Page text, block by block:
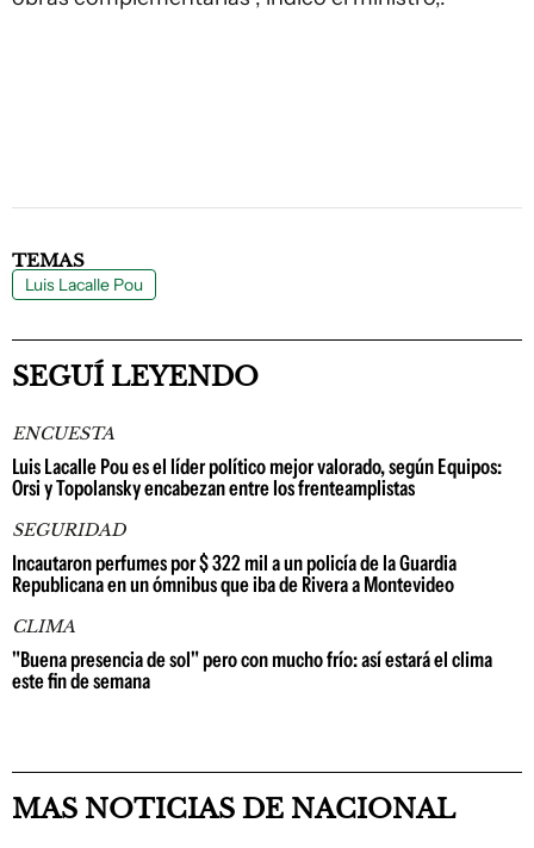
TEMAS
Luis Lacalle Pou
SEGUÍ LEYENDO
ENCUESTA
Luis Lacalle Pou es el líder político mejor valorado, según Equipos:
Orsi y Topolansky encabezan entre los frenteamplistas
SEGURIDAD
Incautaron perfumes por $ 322 mil a un policía de la Guardia
Republicana en un ómnibus que iba de Rivera a Montevideo
CLIMA
"Buena presencia de sol" pero con mucho frío: así estará el clima
este fin de semana
MAS NOTICIAS DE NACIONAL